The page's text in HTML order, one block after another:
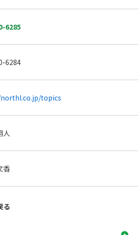
6285
6284
topics
人
香
る